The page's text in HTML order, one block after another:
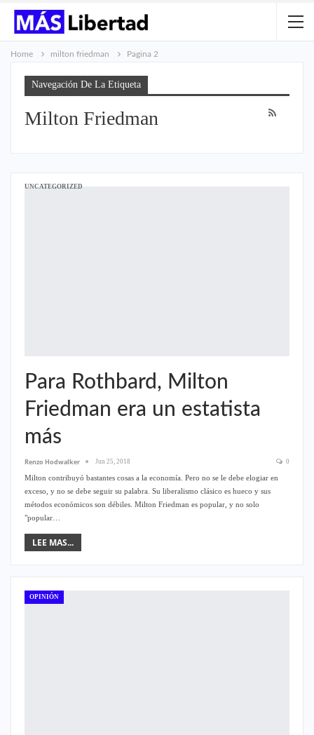
Home milton friedman Pagina 2
Navegación De La Etiqueta
Milton Friedman
UNCATEGORIZED
Para Rothbard, Milton
Friedman era un estatista
más
Renzo Hodwalker Jun 25, 2018 0
Milton contribuyó bastantes cosas a la economía. Pero no se le debe elogiar en
exceso, y no se debe seguir su palabra. Su liberalismo clásico es hueco y sus
métodos económicos son débiles. Milton Friedman es popular, y no solo
"popular…
LEE MAS...
OPINIÓN